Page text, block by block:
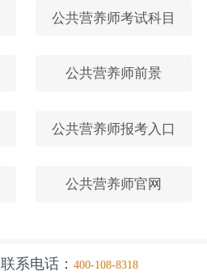
公共营养师考试科目
公共营养师前景
公共营养师报考入口
公共营养师官网
联系电话： 400-108-8318